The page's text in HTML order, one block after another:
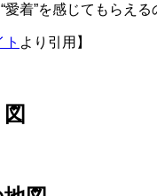
着”を感じてもらえる
より引用】